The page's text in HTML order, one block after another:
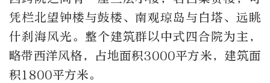
凭栏北望钟楼与鼓楼、南观琼岛与白塔、远眺
什刹海风光。整个建筑群以中式四合院为主，
略带西洋风格，占地面积3000平方米，建筑面
积1800平方米。